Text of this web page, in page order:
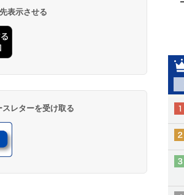
表示させる
レターを受け取る